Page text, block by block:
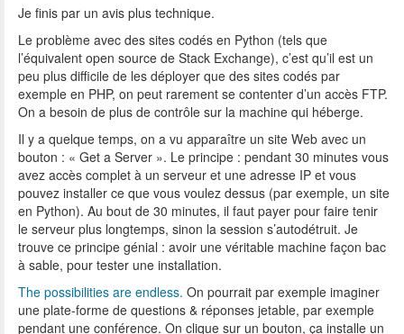
Je finis par un avis plus technique.
Le problème avec des sites codés en Python (tels que
l’équivalent open source de Stack Exchange), c’est qu’il est un
peu plus difficile de les déployer que des sites codés par
exemple en PHP, on peut rarement se contenter d’un accès FTP.
On a besoin de plus de contrôle sur la machine qui héberge.
Il y a quelque temps, on a vu apparaître un site Web avec un
bouton : « Get a Server ». Le principe : pendant 30 minutes vous
avez accès complet à un serveur et une adresse IP et vous
pouvez installer ce que vous voulez dessus (par exemple, un site
en Python). Au bout de 30 minutes, il faut payer pour faire tenir
le serveur plus longtemps, sinon la session s’autodétruit. Je
trouve ce principe génial : avoir une véritable machine façon bac
à sable, pour tester une installation.
The possibilities are endless. On pourrait par exemple imaginer
une plate-forme de questions & réponses jetable, par exemple
pendant une conférence. On clique sur un bouton, ça installe un